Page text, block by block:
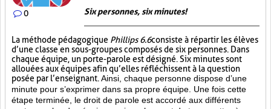
0 Six personnes, six minutes!
La méthode pédagogique Phillips 6.6consiste à répartir les élèves
d’une classe en sous-groupes composés de six personnes. Dans
chaque équipe, un porte-parole est désigné. Six minutes sont
allouées aux équipes afin qu’elles réfléchissent à la question
posée par l’enseignant. Ainsi, chaque personne dispose d’une
minute pour s’exprimer dans sa propre équipe. Une fois cette
étape terminée, le droit de parole est accordé aux différents